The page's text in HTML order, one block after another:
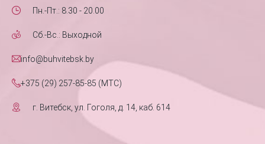
Пн.-Пт.: 8.30 - 20.00
Сб.-Вс.: Выходной
info@buhvitebsk.by
+375 (29) 257-85-85 (MTC)
г. Витебск, ул. Гоголя, д. 14, каб. 614